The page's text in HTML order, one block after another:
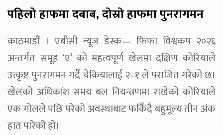
पहिलो हाफमा दबाब, दोस्रो हाफमा पुनरागमन
काठमाडौं । एबीसी न्यूज डेस्क— फिफा विश्वकप २०२६
अन्तर्गत समूह ‘ए’ को महत्वपूर्ण खेलमा दक्षिण कोरियाले
उत्कृष्ट पुनरागमन गर्दै चेकियालाई २–१ ले पराजित गरेको छ।
खेलको अधिकांश समय बल नियन्त्रणमा राखेको कोरियाले
एक गोलले पछि परेको अवस्थाबाट फर्किँदै बहुमूल्य तीन अंक
हात पारेको हो।